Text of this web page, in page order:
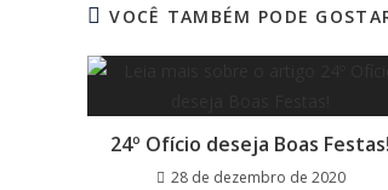
VOCÊ TAMBÉM PODE
24º Ofício deseja Boas Festas!
28 de dezembro de 2020